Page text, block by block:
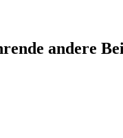
andere